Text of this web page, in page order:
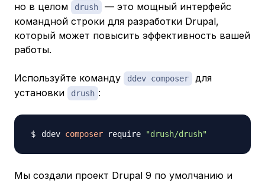
но в целом
drush
— это мощный интерфейс
командной строки для разработки Drupal,
который может повысить эффективность вашей
работы.
Используйте команду ddev composer
для
установки
drush :
ddev composer require "drush/drush"
Мы создали проект Drupal 9 по умолчанию и